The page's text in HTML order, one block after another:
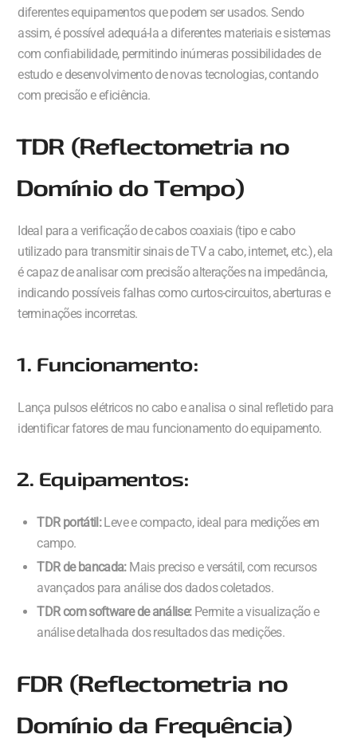
diferentes equipamentos que podem ser usados. Sendo
assim, é possível adequá-la a diferentes materiais e sistemas
com confiabilidade, permitindo inúmeras possibilidades de
estudo e desenvolvimento de novas tecnologias, contando
com precisão e eficiência.
TDR (Reflectometria no
Domínio do Tempo)
Ideal para a verificação de cabos coaxiais (tipo e cabo
utilizado para transmitir sinais de TV a cabo, internet, etc.), ela
é capaz de analisar com precisão alterações na impedância,
indicando possíveis falhas como curtos-circuitos, aberturas e
terminações incorretas.
1. Funcionamento:
Lança pulsos elétricos no cabo e analisa o sinal refletido para
identificar fatores de mau funcionamento do equipamento.
2. Equipamentos:
TDR portátil:Leve e compacto, ideal para medições em
campo.
TDR de bancada:Mais preciso e versátil, com recursos
avançados para análise dos dados coletados.
TDR com software de análise:Permite a visualização e
análise detalhada dos resultados das medições.
FDR (Reflectometria no
Domínio da Frequência)